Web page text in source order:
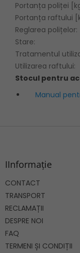
Portanța poliței
Portanța raftului
Reglarea polițelor:
Stare:
Tratamentul
Utilizarea raftului:
Stocul pentru
Manual
IInformație
CONTACT
TRANSPORT
RECLAMAȚII
DESPRE NOI
FAQ
TERMENI ȘI CONDIȚII